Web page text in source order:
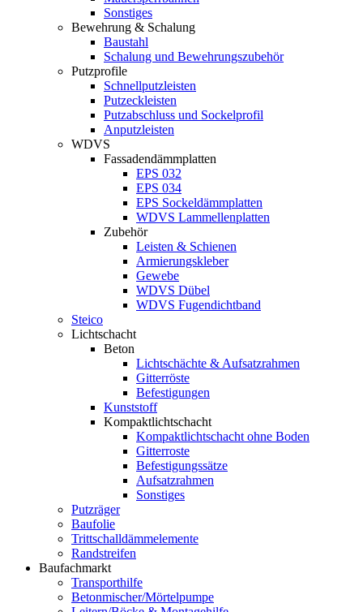
Sonstiges
Bewehrung & Schalung
Baustahl
Schalung und Bewehrungszubehör
Putzprofile
Schnellputzleisten
Putzeckleisten
Putzabschluss und Sockelprofil
Anputzleisten
WDVS
Fassadendämmplatten
EPS 032
EPS 034
EPS Sockeldämmplatten
WDVS Lammellenplatten
Zubehör
Leisten & Schienen
Armierungskleber
Gewebe
WDVS Dübel
WDVS Fugendichtband
Steico
Lichtschacht
Beton
Lichtschächte & Aufsatzrahmen
Gitterröste
Befestigungen
Kunststoff
Kompaktlichtschacht
Kompaktlichtschacht ohne Boden
Gitterroste
Befestigungssätze
Aufsatzrahmen
Sonstiges
Putzräger
Baufolie
Trittschalldämmelemente
Randstreifen
Baufachmarkt
Transporthilfe
Betonmischer/Mörtelpumpe